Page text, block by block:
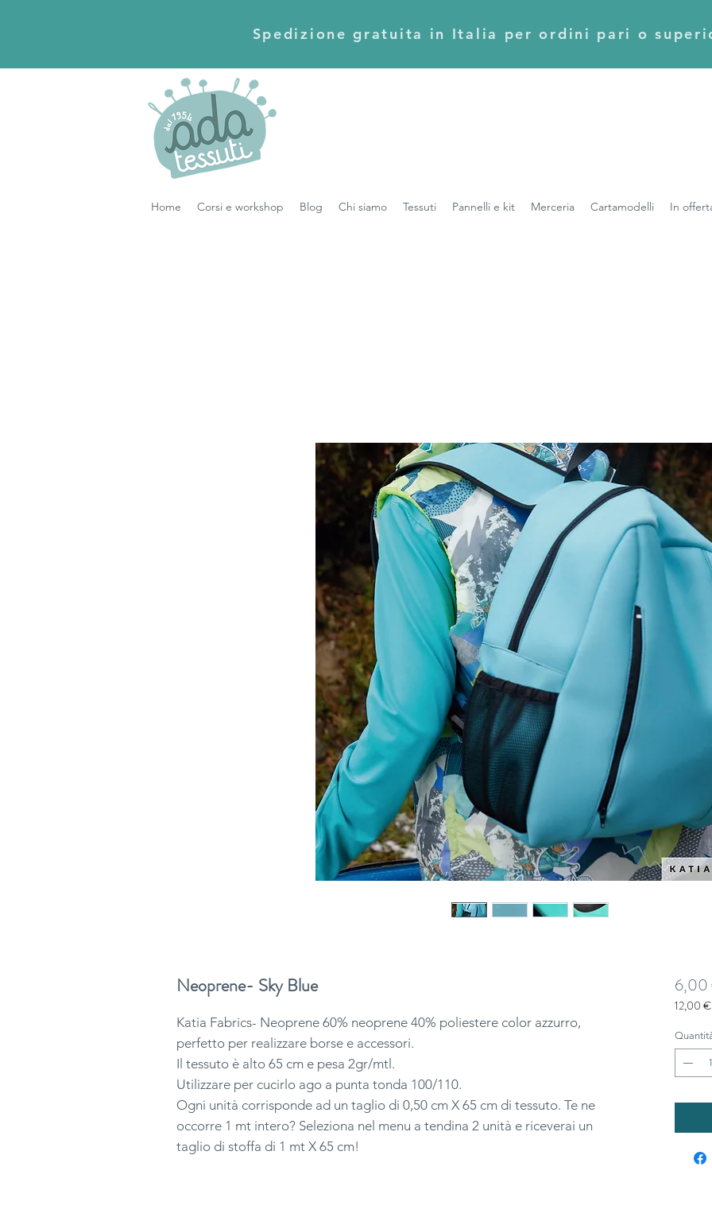
Spedizione gratuita in Italia per ordini pari o
Home Corsi e workshop Blog Chi siamo Tessuti Pannelli e kit Merceria Cartamodelli In
Neoprene- Sky Blue
Katia Fabrics- Neoprene 60% neoprene 40% poliestere color azzurro,
perfetto per realizzare borse e accessori.
Il tessuto è alto 65 cm e pesa 2gr/mtl.
Utilizzare per cucirlo ago a punta tonda 100/110.
Ogni unità corrisponde ad un taglio di 0,50 cm X 65 cm di tessuto. Te ne
occorre 1 mt intero? Seleziona nel menu a tendina 2 unità e riceverai un
taglio di stoffa di 1 mt X 65 cm!
12,00 €
ogni
1
Metro